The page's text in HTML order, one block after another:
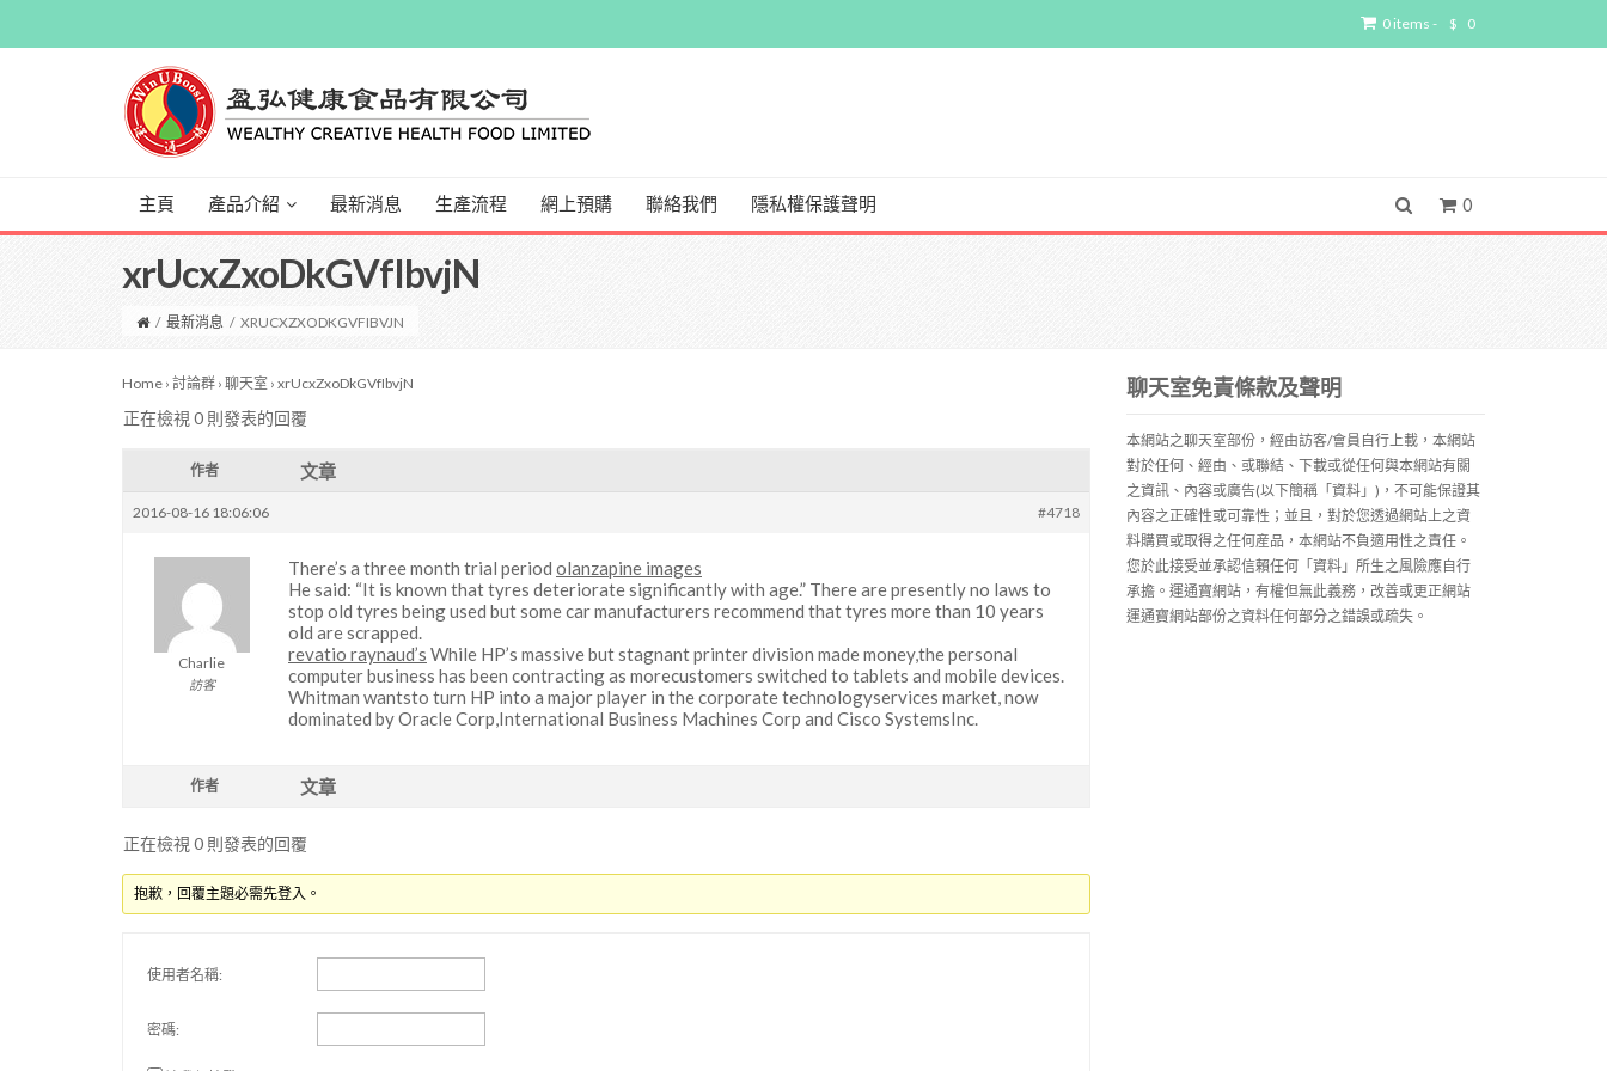
0 items - $ 0
主頁 產品介紹 最新消息 生產流程 網上預購 聯絡我們 隱私權保護聲明 0
xrUcxZxoDkGVfIbvjN
/ 最新消息 / XRUCXZXODKGVFIBVJN
Home › 討論群 › 聊天室 › xrUcxZxoDkGVfIbvjN
正在檢視 0 則發表的回覆
作者 文章
2016-08-16 18:06:06 #4718
Charlie
訪客
There’s a three month trial period olanzapine images
He said: “It is known that tyres deteriorate significantly with age.” There are presently no laws to
stop old tyres being used but some car manufacturers recommend that tyres more than 10 years
old are scrapped.
revatio raynaud’s While HP’s massive but stagnant printer division made money,the personal
computer business has been contracting as morecustomers switched to tablets and mobile devices.
Whitman wantsto turn HP into a major player in the corporate technologyservices market, now
dominated by Oracle Corp,International Business Machines Corp and Cisco SystemsInc.
作者 文章
正在檢視 0 則發表的回覆
抱歉，回覆主題必需先登入。
使用者名稱:
密碼:
聊天室免責條款及聲明
本網站之聊天室部份，經由訪客/會員自行上載，本網站
對於任何、經由、或聯結、下載或從任何與本網站有關
之資訊、內容或廣告(以下簡稱「資料」)，不可能保證其
內容之正確性或可靠性；並且，對於您透過網站上之資
料購買或取得之任何産品，本網站不負適用性之責任。
您於此接受並承認信賴任何「資料」所生之風險應自行
承擔。運通寶網站，有權但無此義務，改善或更正網站
運通寶網站部份之資料任何部分之錯誤或疏失。